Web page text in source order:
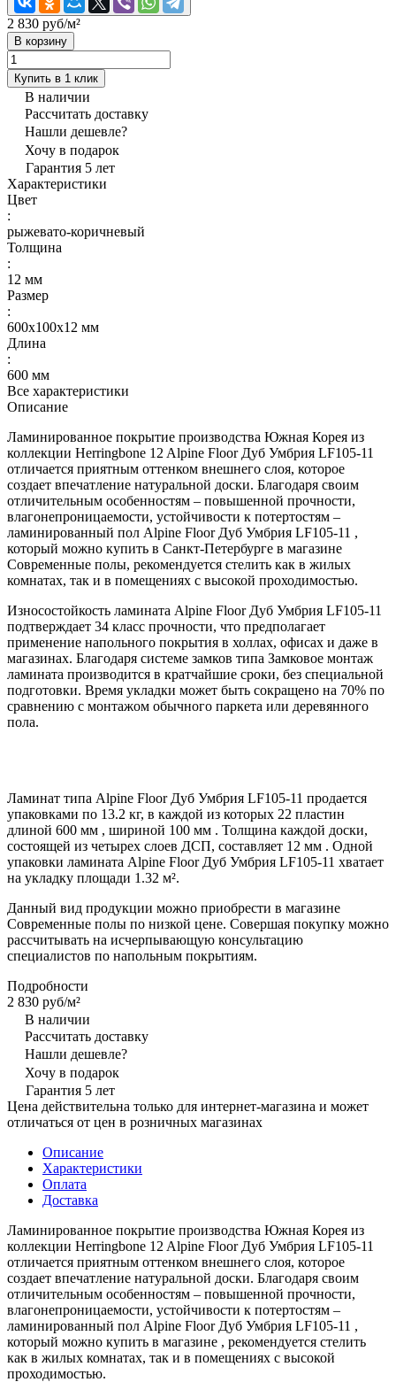
2 830 руб/м²
В корзину
Купить в 1 клик
В наличии
Рассчитать доставку
Нашли дешевле?
Хочу в подарок
Гарантия 5 лет
Характеристики
Цвет
:
рыжевато-коричневый
Толщина
:
12 мм
Размер
:
600х100x12 мм
Длина
:
600 мм
Все характеристики
Описание
Ламинированное покрытие производства Южная Корея из
коллекции Herringbone 12 Alpine Floor Дуб Умбрия LF105-11
отличается приятным оттенком внешнего слоя, которое
создает впечатление натуральной доски. Благодаря своим
отличительным особенностям – повышенной прочности,
влагонепроницаемости, устойчивости к потертостям –
ламинированный пол Alpine Floor Дуб Умбрия LF105-11 ,
который можно купить в Санкт-Петербурге в магазине
Современные полы, рекомендуется стелить как в жилых
комнатах, так и в помещениях с высокой проходимостью.
Износостойкость ламината Alpine Floor Дуб Умбрия LF105-11
подтверждает 34 класс прочности, что предполагает
применение напольного покрытия в холлах, офисах и даже в
магазинах. Благодаря системе замков типа Замковое монтаж
ламината производится в кратчайшие сроки, без специальной
подготовки. Время укладки может быть сокращено на 70% по
сравнению с монтажом обычного паркета или деревянного
пола.
Ламинат типа Alpine Floor Дуб Умбрия LF105-11 продается
упаковками по 13.2 кг, в каждой из которых 22 пластин
длиной 600 мм , шириной 100 мм . Толщина каждой доски,
состоящей из четырех слоев ДСП, составляет 12 мм . Одной
упаковки ламината Alpine Floor Дуб Умбрия LF105-11 хватает
на укладку площади 1.32 м².
Данный вид продукции можно приобрести в магазине
Современные полы по низкой цене. Совершая покупку можно
рассчитывать на исчерпывающую консультацию
специалистов по напольным покрытиям.
Подробности
2 830 руб/м²
В наличии
Рассчитать доставку
Нашли дешевле?
Хочу в подарок
Гарантия 5 лет
Цена действительна только для интернет-магазина и может
отличаться от цен в розничных магазинах
Описание
Характеристики
Оплата
Доставка
Ламинированное покрытие производства Южная Корея из
коллекции Herringbone 12 Alpine Floor Дуб Умбрия LF105-11
отличается приятным оттенком внешнего слоя, которое
создает впечатление натуральной доски. Благодаря своим
отличительным особенностям – повышенной прочности,
влагонепроницаемости, устойчивости к потертостям –
ламинированный пол Alpine Floor Дуб Умбрия LF105-11 ,
который можно купить в магазине , рекомендуется стелить
как в жилых комнатах, так и в помещениях с высокой
проходимостью.